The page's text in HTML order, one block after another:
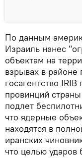
По данным
Израиль нанес
объектам на
взрывах в
госагентство
провинций
подлет
что ядерные
находятся в
иранских
что целью